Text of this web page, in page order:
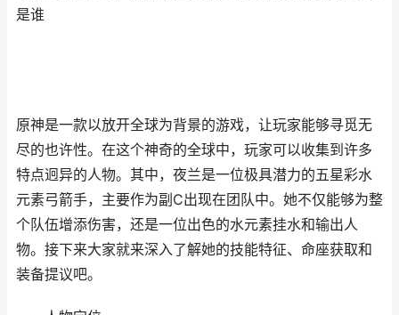
是谁
原神是一款以放开全球为背景的游戏，让玩家能够寻觅无
尽的也许性。在这个神奇的全球中，玩家可以收集到许多
特点迥异的人物。其中，夜兰是一位极具潜力的五星彩水
元素弓箭手，主要作为副C出现在团队中。她不仅能够为整
个队伍增添伤害，还是一位出色的水元素挂水和输出人
物。接下来大家就来深入了解她的技能特征、命座获取和
装备提议吧。